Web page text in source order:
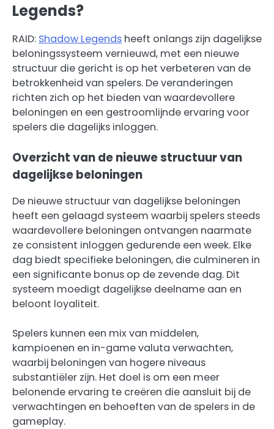
Legends?
RAID: Shadow Legends heeft onlangs zijn dagelijkse
beloningssysteem vernieuwd, met een nieuwe
structuur die gericht is op het verbeteren van de
betrokkenheid van spelers. De veranderingen
richten zich op het bieden van waardevollere
beloningen en een gestroomlijnde ervaring voor
spelers die dagelijks inloggen.
Overzicht van de nieuwe structuur van
dagelijkse beloningen
De nieuwe structuur van dagelijkse beloningen
heeft een gelaagd systeem waarbij spelers steeds
waardevollere beloningen ontvangen naarmate
ze consistent inloggen gedurende een week. Elke
dag biedt specifieke beloningen, die culmineren in
een significante bonus op de zevende dag. Dit
systeem moedigt dagelijkse deelname aan en
beloont loyaliteit.
Spelers kunnen een mix van middelen,
kampioenen en in-game valuta verwachten,
waarbij beloningen van hogere niveaus
substantiëler zijn. Het doel is om een meer
belonende ervaring te creëren die aansluit bij de
verwachtingen en behoeften van de spelers in de
gameplay.